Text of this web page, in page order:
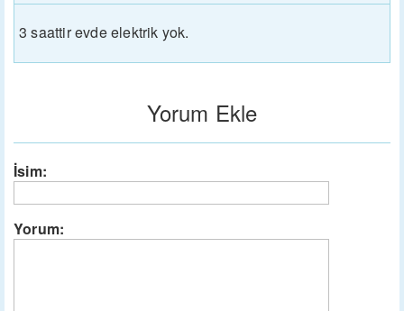
3 saattir evde elektrik yok.
Yorum Ekle
İsim:
Yorum: